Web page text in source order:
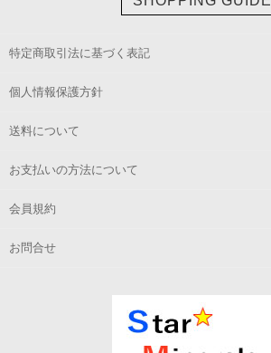
特定商取引法に基づく表記
個人情報保護方針
送料について
お支払いの方法について
会員規約
お問合せ